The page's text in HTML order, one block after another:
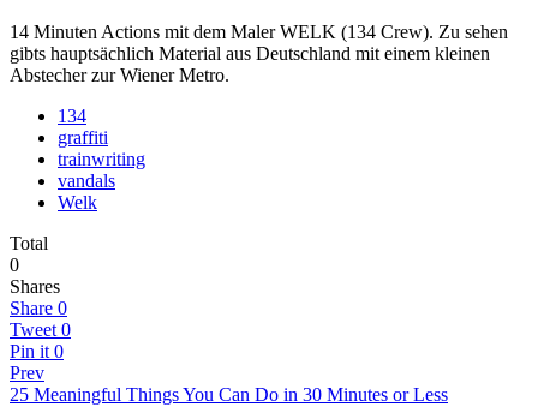
14 Minuten Actions mit dem Maler WELK (134 Crew). Zu sehen
gibts hauptsächlich Material aus Deutschland mit einem kleinen
Abstecher zur Wiener Metro.
134
graffiti
trainwriting
vandals
Welk
Total
0
Shares
Share 0
Tweet 0
Pin it 0
Prev
25 Meaningful Things You Can Do in 30 Minutes or Less